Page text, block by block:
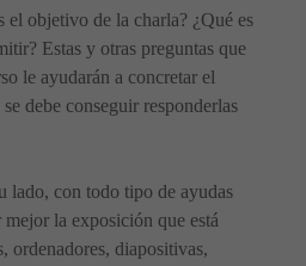
objetivo de la charla? ¿Qué es
Estas y otras preguntas que
le ayudarán a concretar el
debe conseguir responderlas
lado, con todo tipo de ayudas
la exposición que está
ordenadores, diapositivas,